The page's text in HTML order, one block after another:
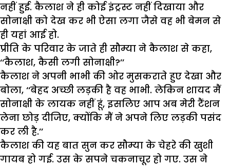
नहीं हुई. कैलाश ने ही कोई इंट्रस्ट नहीं दिखाया और
सोनाक्षी को देख कर भी ऐसा लगा जैसे वह भी बेमन से
ही यहां आई हो.
प्रीति के परिवार के जाते ही सौम्या ने कैलाश से कहा,
‘‘कैलाश, कैसी लगी सोनाक्षी?’’
कैलाश ने अपनी भाभी की ओर मुसकराते हुए देखा और
बोला, ‘‘बेहद अच्छी लड़की है वह भाभी. लेकिन शायद मैं
सोनाक्षी के लायक नहीं हूं, इसलिए आप अब मेरी टैंशन
लेना छोड़ दीजिए, क्योंकि मैं ने अपने लिए लड़की पसंद
कर ली है.’’
कैलाश की यह बात सुन कर सौम्या के चेहरे की खुशी
गायब हो गई. उस के सपने चकनाचूर हो गए. उस ने